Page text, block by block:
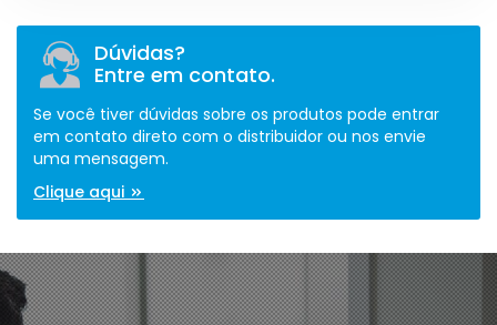
Dúvidas?
Entre em contato.
Se você tiver dúvidas sobre os produtos pode entrar
em contato direto com o distribuidor ou nos envie
uma mensagem.
Clique aqui